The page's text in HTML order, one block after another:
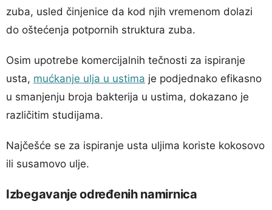
zuba, usled činjenice da kod njih vremenom dolazi
do oštećenja potpornih struktura zuba.
Osim upotrebe komercijalnih tečnosti za ispiranje
usta, mućkanje ulja u ustima je podjednako efikasno
u smanjenju broja bakterija u ustima, dokazano je
različitim studijama.
Najčešće se za ispiranje usta uljima koriste kokosovo
ili susamovo ulje.
Izbegavanje određenih namirnica